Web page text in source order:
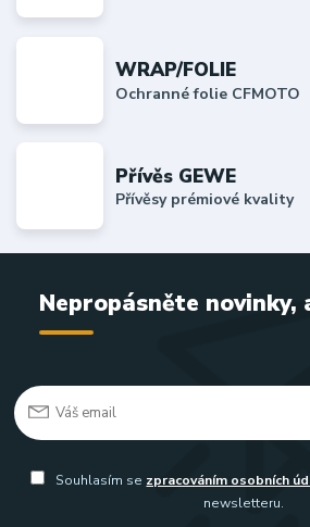
WRAP/FOLIE
Ochranné folie CFMOTO
Přívěs GEWE
Přívěsy prémiové kvality
Nepropásněte novinky,
Souhlasím se zpracováním osobních
newsletteru.